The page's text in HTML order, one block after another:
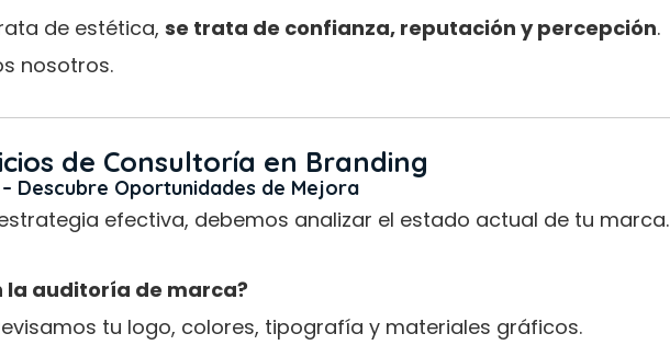
de estética, se trata de confianza, reputación y percepción.
nosotros.
de Consultoría en Branding
Descubre Oportunidades de Mejora
efectiva, debemos analizar el estado actual de tu marca.
la auditoría de marca?
tu logo, colores, tipografía y materiales gráficos.